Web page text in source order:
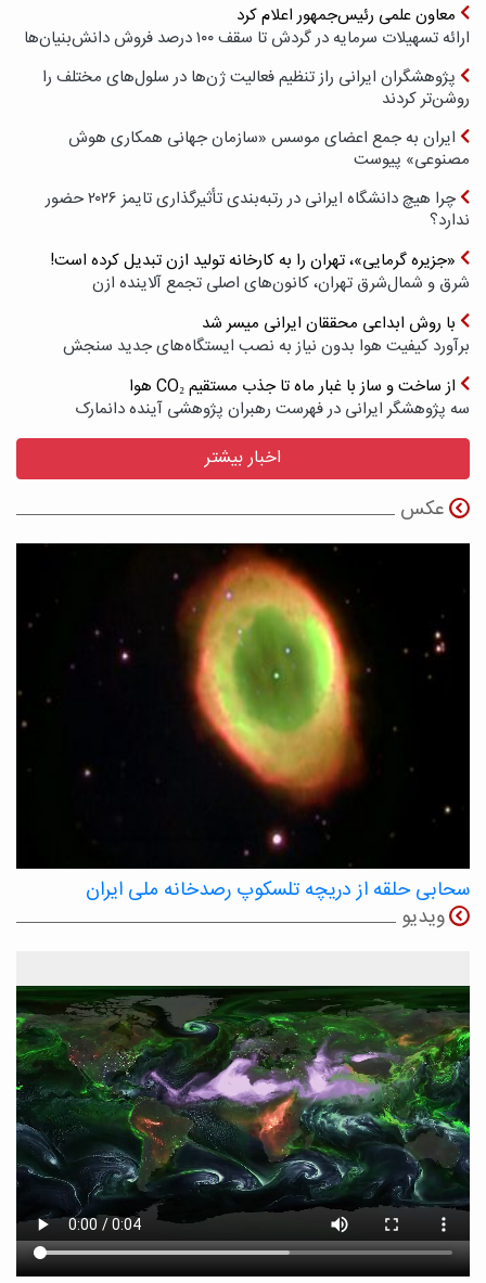
معاون علمی رئیس‌جمهور اعلام کرد
ارائه تسهیلات سرمایه در گردش تا سقف ۱۰۰ درصد فروش دانش‌بنیان‌ها
پژوهشگران ایرانی راز تنظیم فعالیت ژن‌ها در سلول‌های مختلف را
روشن‌تر کردند
ایران به جمع اعضای موسس «سازمان جهانی همکاری هوش
مصنوعی» پیوست
چرا هیچ دانشگاه ایرانی در رتبه‌بندی تأثیرگذاری تایمز ۲۰۲۶ حضور
ندارد؟
«جزیره گرمایی»، تهران را به کارخانه تولید ازن تبدیل کرده است!
شرق و شمال‌شرق تهران، کانون‌های اصلی تجمع آلاینده ازن
با روش ابداعی محققان ایرانی میسر شد
برآورد کیفیت هوا بدون نیاز به نصب ایستگاه‌های جدید سنجش
از ساخت و ساز با غبار ماه تا جذب مستقیم CO₂ هوا
سه پژوهشگر ایرانی در فهرست رهبران پژوهشی آینده دانمارک
اخبار بیشتر
عکس
سحابی حلقه از دریچه تلسکوپ رصدخانه ملی ایران
ویدیو